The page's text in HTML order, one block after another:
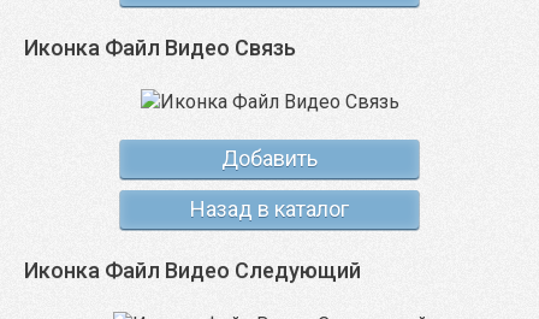
Иконка Файл Видео Связь
Добавить
Назад в каталог
Иконка Файл Видео Следующий